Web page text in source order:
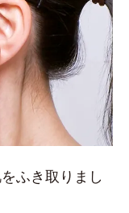
ふき取りまし